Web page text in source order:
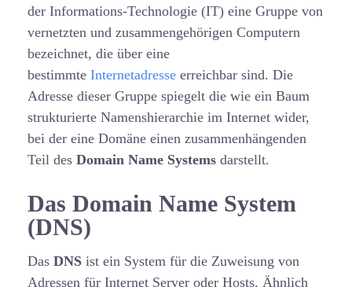
der Informations-Technologie (IT) eine Gruppe von
vernetzten und zusammengehörigen Computern
bezeichnet, die über eine
bestimmte Internetadresse erreichbar sind. Die
Adresse dieser Gruppe spiegelt die wie ein Baum
strukturierte Namenshierarchie im Internet wider,
bei der eine Domäne einen zusammenhängenden
Teil des Domain Name Systems darstellt.
Das Domain Name System
(DNS)
Das DNS ist ein System für die Zuweisung von
Adressen für Internet Server oder Hosts. Ähnlich